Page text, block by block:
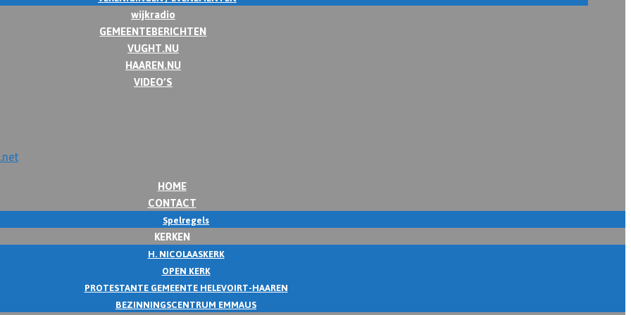
wijkradio
GEMEENTEBERICHTEN
VUGHT.NU
HAAREN.NU
VIDEO’S
HOME
CONTACT
Spelregels
KERKEN
H. NICOLAASKERK
OPEN KERK
PROTESTANTE GEMEENTE HELEVOIRT-HAAREN
BEZINNINGSCENTRUM EMMAUS